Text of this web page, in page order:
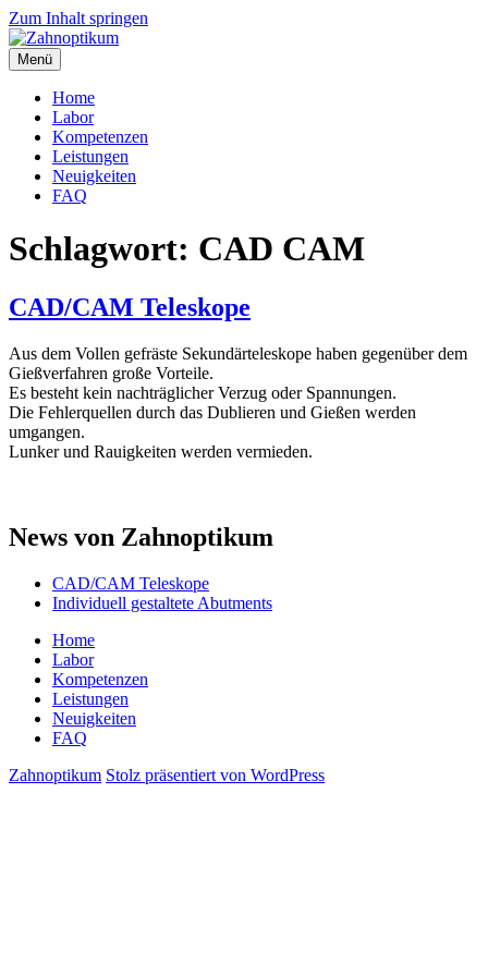
Zum Inhalt springen
Zahnoptikum
Zahn um Zahn das Optimum
Menü
Home
Labor
Kompetenzen
Leistungen
Neuigkeiten
FAQ
Schlagwort: CAD CAM
CAD/CAM Teleskope
Aus dem Vollen gefräste Sekundärteleskope haben gegenüber dem
Gießverfahren große Vorteile.
Es besteht kein nachträglicher Verzug oder Spannungen.
Die Fehlerquellen durch das Dublieren und Gießen werden
umgangen.
Lunker und Rauigkeiten werden vermieden.
News von Zahnoptikum
CAD/CAM Teleskope
Individuell gestaltete Abutments
Home
Labor
Kompetenzen
Leistungen
Neuigkeiten
FAQ
Zahnoptikum Stolz präsentiert von WordPress